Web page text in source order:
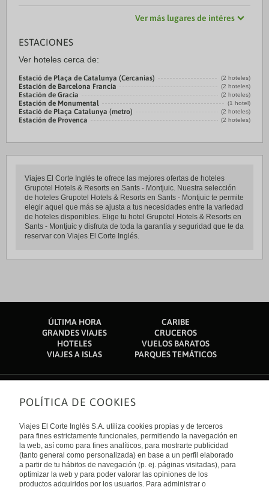
Ver más lugares de intéres
ESTACIONES
Ver hoteles cerca de:
Estació de Plaça de Catalunya (Cercanias) (2 hoteles)
Estación de Barcelona Francia (2 hoteles)
Estación de Gracia (2 hoteles)
Estación de Monumental (1 hotel)
Estació de Plaça Catalunya (metro) (2 hoteles)
Estación de Provenca (2 hoteles)
Viajes El Corte Inglés te ofrece las mejores ofertas de hoteles
Grupotel Hotels & Resorts en Sants - Montjuic. Nuestra selección
de hoteles Grupotel Hotels & Resorts en Sants - Montjuic te permite
elegir aquel que más se ajusta a tus necesidades entre la variedad
de hoteles disponibles. Elige tu hotel Grupotel Hotels & Resorts en
Sants - Montjuic y disfruta de toda la garantía y seguridad que te da
reservar con Viajes El Corte Inglés.
ÚLTIMA HORA
CARIBE
GRANDES VIAJES
CRUCEROS
HOTELES
VUELOS BARATOS
VIAJES A ISLAS
PARQUES TEMÁTICOS
Sobre nosotros
Quiénes somos
Financiación
Sostenibilidad
Turismo accesible
Tarjeta El Corte Inglés
Trabaja con nosotros
El Corte Inglés
Enlaces de interés
Guías de viaje
Catálogos
Auto check-in
Internacional
POLÍTICA DE COOKIES
Viajes El Corte Inglés S.A. utiliza cookies propias y de terceros
para fines estrictamente funcionales, permitiendo la navegación en
la web, así como para fines analíticos, para mostrarte publicidad
(tanto general como personalizada) en base a un perfil elaborado
a partir de tu hábitos de navegación (p. ej. páginas visitadas), para
optimizar la web y para poder valorar las opiniones de los
productos adquiridos por los usuarios. Para administrar o